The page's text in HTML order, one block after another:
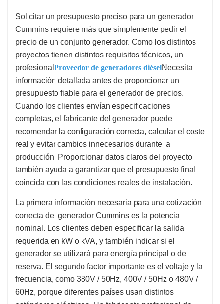
Solicitar un presupuesto preciso para un generador
Cummins requiere más que simplemente pedir el
precio de un conjunto generador. Como los distintos
proyectos tienen distintos requisitos técnicos, un
profesional Proveedor de generadores diéselNecesita
información detallada antes de proporcionar un
presupuesto fiable para el generador de precios.
Cuando los clientes envían especificaciones
completas, el fabricante del generador puede
recomendar la configuración correcta, calcular el coste
real y evitar cambios innecesarios durante la
producción. Proporcionar datos claros del proyecto
también ayuda a garantizar que el presupuesto final
coincida con las condiciones reales de instalación.
La primera información necesaria para una cotización
correcta del generador Cummins es la potencia
nominal. Los clientes deben especificar la salida
requerida en kW o kVA, y también indicar si el
generador se utilizará para energía principal o de
reserva. El segundo factor importante es el voltaje y la
frecuencia, como 380V / 50Hz, 400V / 50Hz o 480V /
60Hz, porque diferentes países usan distintos